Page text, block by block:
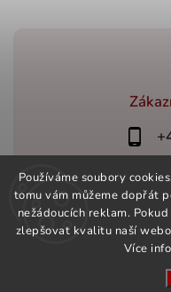
Používáme soubory
tomu vám můžeme dopřát
nežádoucích reklam.
zlepšovat kvalitu naší
Více
Copyright 2026
Vytvořil